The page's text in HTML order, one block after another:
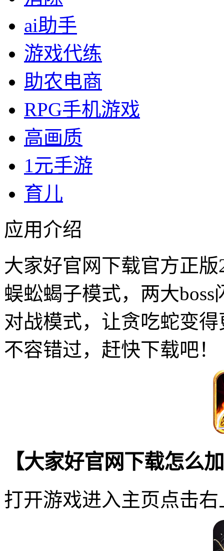
ai助手
游戏代练
助农电商
RPG手机游戏
高画质
1元手游
育儿
应用介绍
大家好官网下载官方正
蜈蚣蝎子模式，两大
对战模式，让贪吃蛇变
不容错过，赶快下载吧！
【大家好官网下载怎么
打开游戏进入主页点击